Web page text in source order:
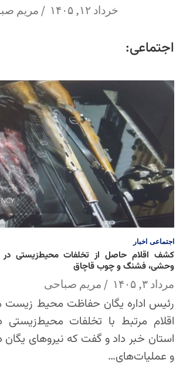
خرداد ۱۲, ۱۴۰۵ مریم
اجتماعی:
اجتماعی اخبار
کشف اقلام حاصل از تخلفات محیط‌زیستی در
وحشی، فشنگ و چوب قاچاق
مرداد ۳, ۱۴۰۵ مریم صباحی
رئیس اداره یگان حفاظت محیط زیست
اقلام مرتبط با تخلفات
استان خبر داد و گفت که نیروهای
و عملیات‌های…